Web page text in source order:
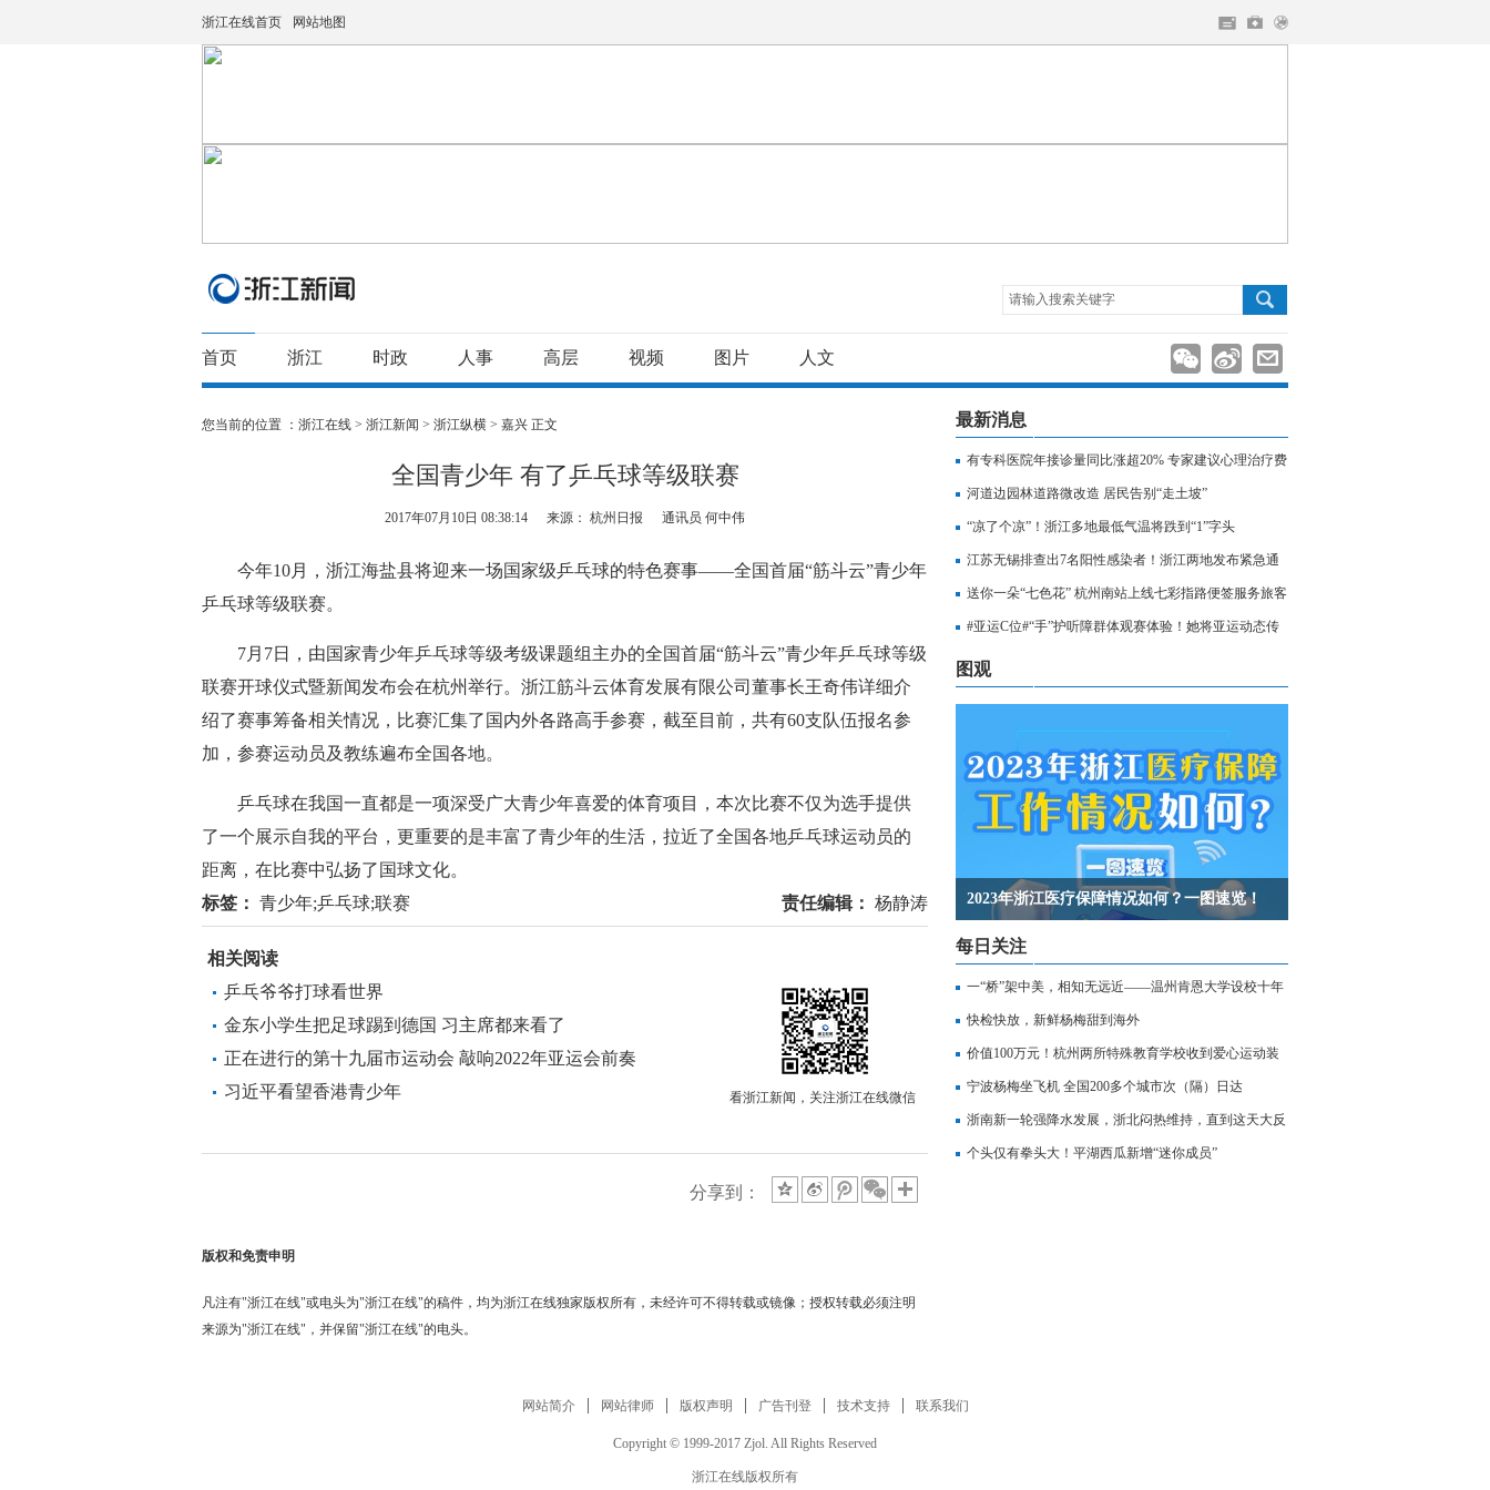
浙江在线首页 网站地图
请输入搜索关键字
首页 浙江 时政 人事 高层 视频 图片 人文
您当前的位置 ： 浙江在线 > 浙江新闻 > 浙江纵横 > 嘉兴 正文
全国青少年 有了乒乓球等级联赛
2017年07月10日 08:38:14 来源： 杭州日报 通讯员 何中伟
今年10月，浙江海盐县将迎来一场国家级乒乓球的特色赛事——全国首届“筋斗云”青少年
乒乓球等级联赛。
7月7日，由国家青少年乒乓球等级考级课题组主办的全国首届“筋斗云”青少年乒乓球等级
联赛开球仪式暨新闻发布会在杭州举行。浙江筋斗云体育发展有限公司董事长王奇伟详细介
绍了赛事筹备相关情况，比赛汇集了国内外各路高手参赛，截至目前，共有60支队伍报名参
加，参赛运动员及教练遍布全国各地。
乒乓球在我国一直都是一项深受广大青少年喜爱的体育项目，本次比赛不仅为选手提供
了一个展示自我的平台，更重要的是丰富了青少年的生活，拉近了全国各地乒乓球运动员的
距离，在比赛中弘扬了国球文化。
标签： 青少年;乒乓球;联赛 责任编辑： 杨静涛
看浙江新闻，关注浙江在线微信
相关阅读
乒乓爷爷打球看世界
金东小学生把足球踢到德国 习主席都来看了
正在进行的第十九届市运动会 敲响2022年亚运会前奏
习近平看望香港青少年
分享到：
版权和免责申明
凡注有"浙江在线"或电头为"浙江在线"的稿件，均为浙江在线独家版权所有，未经许可不得转载或镜像；授权转载必须注明
来源为"浙江在线"，并保留"浙江在线"的电头。
最新消息
有专科医院年接诊量同比涨超20% 专家建议心理治疗费
用纳入医保
河道边园林道路微改造 居民告别“走土坡”
“凉了个凉”！浙江多地最低气温将跌到“1”字头
江苏无锡排查出7名阳性感染者！浙江两地发布紧急通
知，相关人员请立即报备
送你一朵“七色花” 杭州南站上线七彩指路便签服务旅客
出行
#亚运C位#“手”护听障群体观赛体验！她将亚运动态传
至无声世界
图观
2023年浙江医疗保障情况如何？一图速览！
每日关注
一“桥”架中美，相知无远近——温州肯恩大学设校十年
记
快检快放，新鲜杨梅甜到海外
价值100万元！杭州两所特殊教育学校收到爱心运动装
备
宁波杨梅坐飞机 全国200多个城市次（隔）日达
浙南新一轮强降水发展，浙北闷热维持，直到这天大反
转
个头仅有拳头大！平湖西瓜新增“迷你成员”
网站简介 网站律师 版权声明 广告刊登 技术支持 联系我们
Copyright © 1999-2017 Zjol. All Rights Reserved
浙江在线版权所有